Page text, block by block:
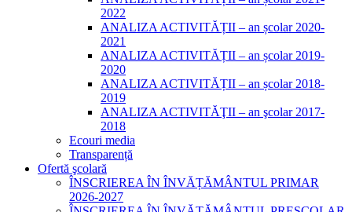
2022
ANALIZA ACTIVITĂȚII – an școlar 2020-
2021
ANALIZA ACTIVITĂȚII – an școlar 2019-
2020
ANALIZA ACTIVITĂȚII – an școlar 2018-
2019
ANALIZA ACTIVITĂŢII – an şcolar 2017-
2018
Ecouri media
Transparență
Ofertă şcolară
ÎNSCRIEREA ÎN ÎNVĂȚĂMÂNTUL PRIMAR
2026-2027